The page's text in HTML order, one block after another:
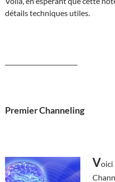
détails techniques utiles.
Premier Channeling
Voici